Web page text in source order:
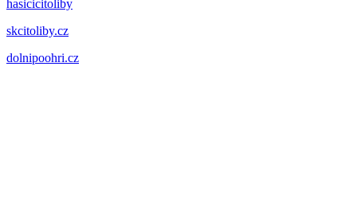
hasicicitoliby
skcitoliby.cz
dolnipoohri.cz